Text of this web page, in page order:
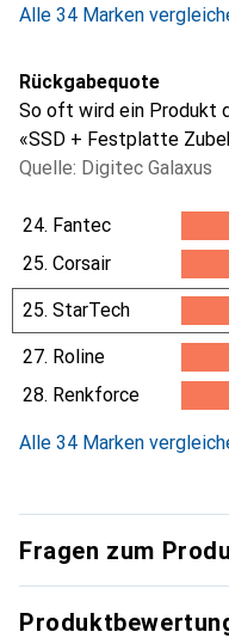
Alle 34 Marken
Rückgabequote
So oft wird ein Produkt
«SSD + Festplatte
Quelle: Digitec Galaxus
24. Fantec
25. Corsair
5.1%
25. StarTech
5.1%
27. Roline
5.3%
28. Renkforce
Alle 34 Marken
Fragen zum